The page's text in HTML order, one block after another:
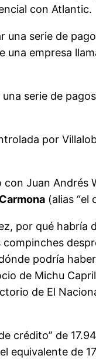
con Atlantic.
una serie de
empresa
serie de
por
Juan Andrés
(alias “el
por qué
podría
de Michu
de El
crédito” de
de